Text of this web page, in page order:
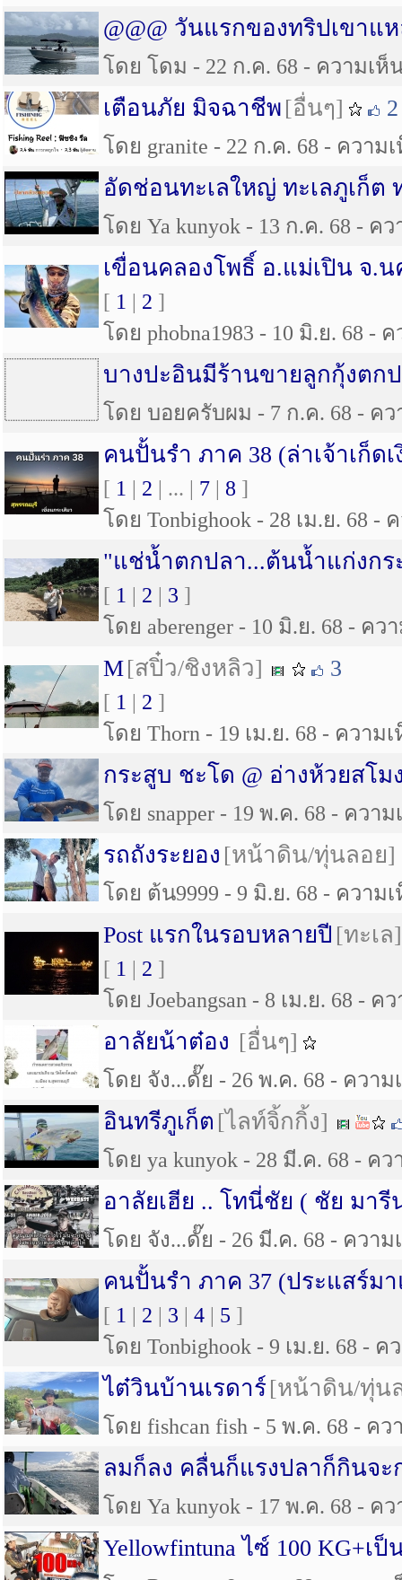
@@@ วันแรกของทริปเขาแห
โดย โดม - 22 ก.ค. 68 - ความเห็
เตือนภัย มิจฉาชีพ [อื่นๆ] 2
โดย granite - 22 ก.ค. 68 - ความ
อัดช่อนทะเลใหญ่ ทะเลภูเก็ต
โดย Ya kunyok - 13 ก.ค. 68 - ค
เขื่อนคลองโพธิ์ อ.แม่เปิน จ.น
[ 1 | 2 ]
โดย phobna1983 - 10 มิ.ย. 68 -
บางปะอินมีร้านขายลูกกุ้งตก
โดย บอยครับผม - 7 ก.ค. 68 - คว
คนปั้นรำ ภาค 38 (ล่าเจ้าเก็ดเ
[ 1 | 2 | ... | 7 | 8 ]
โดย Tonbighook - 28 เม.ย. 68 -
"แช่น้ำตกปลา...ต้นน้ำแก่งกร
[ 1 | 2 | 3 ]
โดย aberenger - 10 มิ.ย. 68 - คว
M[สปิ๋ว/ชิงหลิว] 3
[ 1 | 2 ]
โดย Thorn - 19 เม.ย. 68 - ความ
กระสูบ ชะโด @ อ่างห้วยสโม
โดย snapper - 19 พ.ค. 68 - ความ
รถถังระยอง [หน้าดิน/ทุ่นลอย]
โดย ต้น9999 - 9 มิ.ย. 68 - ความเ
Post แรกในรอบหลายปี [ทะเล]
[ 1 | 2 ]
โดย Joebangsan - 8 เม.ย. 68 - ค
อาลัยน้าต๋อง [อื่นๆ]
โดย จัง...ดั๊ย - 26 พ.ค. 68 - ความ
อินทรีภูเก็ต [ไลท์จิ้กกิ้ง]
โดย ya kunyok - 28 มี.ค. 68 - คว
อาลัยเฮีย .. โทนี่ชัย ( ชัย มา
โดย จัง...ดั๊ย - 26 มี.ค. 68 - ความ
คนปั้นรำ ภาค 37 (ประแสร์ม
[ 1 | 2 | 3 | 4 | 5 ]
โดย Tonbighook - 9 เม.ย. 68 - ค
ไต๋วินบ้านเรดาร์ [หน้าดิน/ทุ่น
โดย fishcan fish - 5 พ.ค. 68 - คว
ลมก็ลง คลื่นก็แรงปลาก็กินจ
โดย Ya kunyok - 17 พ.ค. 68 - ค
Yellowfintuna ไซ์ 100 KG+เ